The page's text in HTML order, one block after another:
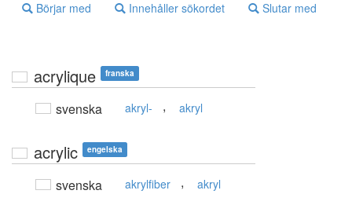
Börjar med Innehåller sökordet Slutar med
acrylique franska
svenska akryl- , akryl
acrylic engelska
svenska akrylfiber , akryl